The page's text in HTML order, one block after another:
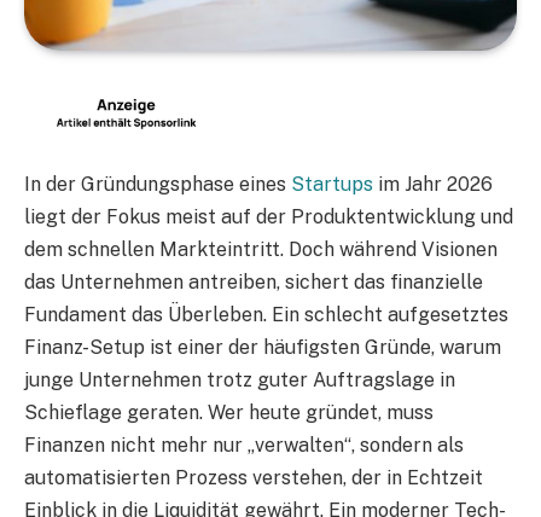
In der Gründungsphase eines Startups im Jahr 2026
liegt der Fokus meist auf der Produktentwicklung und
dem schnellen Markteintritt. Doch während Visionen
das Unternehmen antreiben, sichert das finanzielle
Fundament das Überleben. Ein schlecht aufgesetztes
Finanz-Setup ist einer der häufigsten Gründe, warum
junge Unternehmen trotz guter Auftragslage in
Schieflage geraten. Wer heute gründet, muss
Finanzen nicht mehr nur „verwalten“, sondern als
automatisierten Prozess verstehen, der in Echtzeit
Einblick in die Liquidität gewährt. Ein moderner Tech-